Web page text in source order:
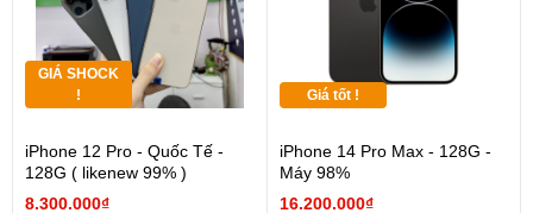
GIÁ SHOCK
!
iPhone 12 Pro - Quốc Tế -
128G ( likenew 99% )
8.300.000₫
Giá tốt !
iPhone 14 Pro Max - 128G -
Máy 98%
16.200.000₫